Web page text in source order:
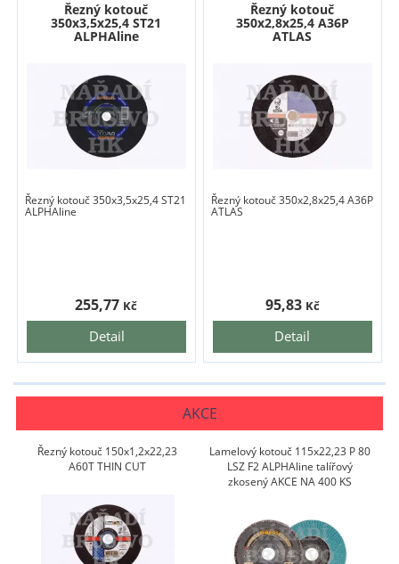
Řezný kotouč
350x3,5x25,4 ST21
ALPHAline
Řezný kotouč 350x3,5x25,4 ST21
ALPHAline
Detail
255,77 Kč
Řezný kotouč
350x2,8x25,4 A36P
ATLAS
Řezný kotouč 350x2,8x25,4 A36P
ATLAS
Detail
95,83 Kč
AKCE
Řezný kotouč 150x1,2x22,23
A60T THIN CUT
Lamelový kotouč 115x22,23 P 80
LSZ F2 ALPHAline talířový
zkosený AKCE NA 400 KS